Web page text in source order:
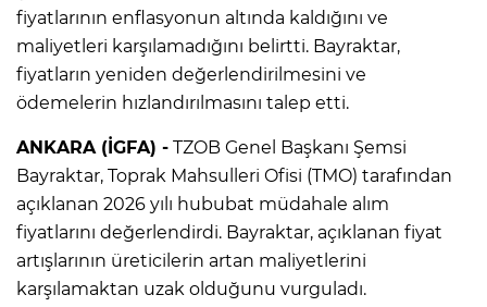
fiyatlarının enflasyonun altında kaldığını ve
maliyetleri karşılamadığını belirtti. Bayraktar,
fiyatların yeniden değerlendirilmesini ve
ödemelerin hızlandırılmasını talep etti.
ANKARA (İGFA) - TZOB Genel Başkanı Şemsi
Bayraktar, Toprak Mahsulleri Ofisi (TMO) tarafından
açıklanan 2026 yılı hububat müdahale alım
fiyatlarını değerlendirdi. Bayraktar, açıklanan fiyat
artışlarının üreticilerin artan maliyetlerini
karşılamaktan uzak olduğunu vurguladı.